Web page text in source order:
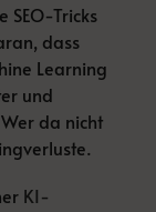
SEO-Tricks
dass
Learning
und
da nicht
KI-